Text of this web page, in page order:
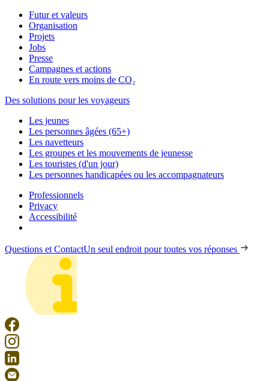
Futur et valeurs
Organisation
Projets
Jobs
Presse
Campagnes et actions
En route vers moins de CO₂
Des solutions pour les voyageurs
Les jeunes
Les personnes âgées (65+)
Les navetteurs
Les groupes et les mouvements de jeunesse
Les touristes (d'un jour)
Les personnes handicapées ou les accompagnateurs
Professionnels
Privacy
Accessibilité
Questions et ContactUn seul endroit pour toutes vos réponses